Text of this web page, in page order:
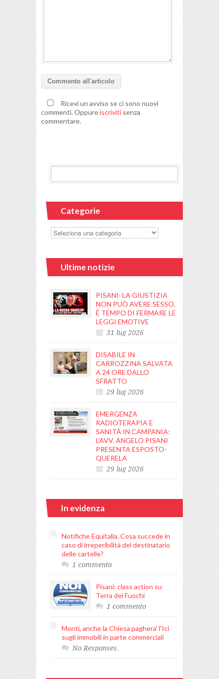
Ricevi un avviso se ci sono nuovi
commenti. Oppureiscriviti senza
commentare.
Categorie
Ultime notizie
PISANI: LA GIUSTIZIA
NON PUÒ AVERE SESSO.
È TEMPO DI FERMARE LE
LEGGI EMOTIVE
31 lug 2026
DISABILE IN
CARROZZINA SALVATA
A 24 ORE DALLO
SFRATTO
29 lug 2026
EMERGENZA
RADIOTERAPIA E
SANITÀ IN CAMPANIA:
L’AVV. ANGELO PISANI
PRESENTA ESPOSTO-
QUERELA
29 lug 2026
In evidenza
Notifiche Equitalia. Cosa succede in
caso di irreperibilità del destinatario
delle cartelle?
1 commento
Pisani: class action su
Terra dei Fuochi
1 commento
Monti, anche la Chiesa paghera' l'Ici
sugli immobili in parte commerciali
No Responses.